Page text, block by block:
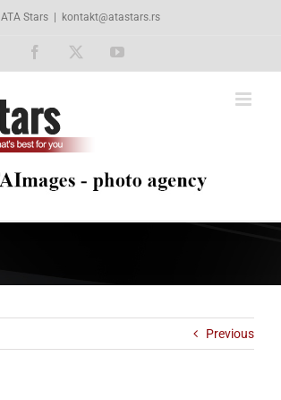
ATA Stars kontakt@atastars.rs
Facebook YouTube
Previous